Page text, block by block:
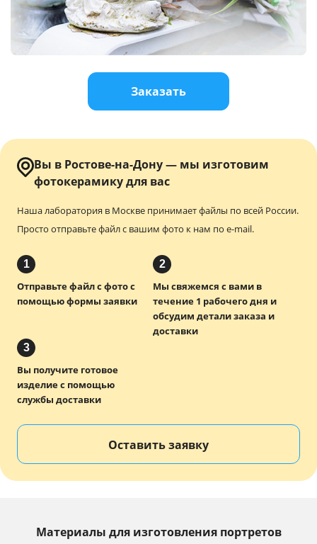
Полиграфия
Услуги и сервис
Заказать
Вы в Ростове-на-Дону — мы изготовим
фотокерамику для вас
Наша лаборатория в Москве принимает файлы по всей России.
Просто отправьте файл с вашим фото к нам по e-mail.
1
Отправьте файл с фото с
помощью формы заявки
2
Мы свяжемся с вами в
течение 1 рабочего дня и
обсудим детали заказа и
доставки
3
Вы получите готовое
изделие с помощью
службы доставки
Оставить заявку
Материалы для изготовления портретов